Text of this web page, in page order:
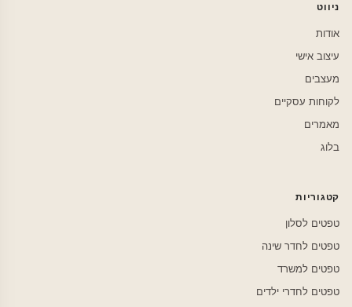
ניווט
אודות
עיצוב אישי
מעצבים
לקוחות עסקיים
מאמרים
בלוג
קטגוריות
טפטים לסלון
טפטים לחדר שינה
טפטים למשרד
טפטים לחדרי ילדים